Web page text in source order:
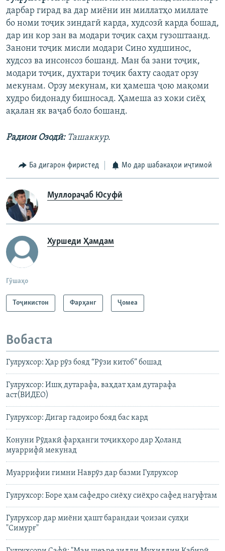
дарбар гирад ва дар миёни ин миллатҳо миллате
бо номи тоҷик зиндагӣ карда, худсозӣ карда бошад,
дар ин кор зан ва модари тоҷик саҳм гузоштаанд.
Занони тоҷик мисли модари Сино худшинос,
худсоз ва инсонсоз бошанд. Ман ба зани тоҷик,
модари тоҷик, духтари тоҷик бахту саодат орзу
мекунам. Орзу мекунам, ки ҳамеша ҷою мақоми
худро бидонаду бишносад. Ҳамеша аз хоки сиёҳ
ақалан як ваҷаб боло бошанд.
Радиои Озодӣ: Ташаккур.
Ба дигарон фиристед Мо дар шабакаҳои иҷтимоӣ
Муллораҷаб Юсуфӣ
Хуршеди Ҳамдам
Гӯшаҳо
Тоҷикистон Фарҳанг Ҷомeа
Вобаста
Гулрухсор: Ҳар рӯз бояд “Рӯзи китоб” бошад
Гулрухсор: Ишқ дутарафа, ваҳдат ҳам дутарафа
аст(ВИДЕО)
Гулрухсор: Дигар гадоиро бояд бас кард
Конуни Рӯдакӣ фарҳанги тоҷикҳоро дар Ҳоланд
муаррифӣ мекунад
Муаррифии гимни Наврӯз дар базми Гулрухсор
Гулрухсор: Боре ҳам сафедро сиёҳу сиёҳро сафед нагуфтам
Гулрухсор дар миёни ҳашт барандаи ҷоизаи сулҳи
"Симурғ"